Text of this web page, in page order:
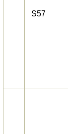
S57